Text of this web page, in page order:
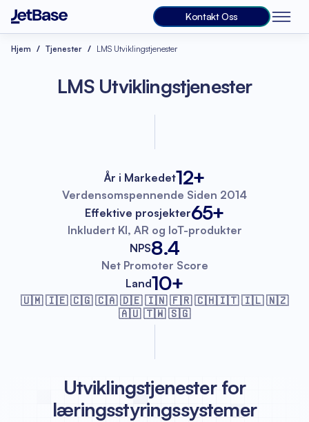
Kontakt Oss
Hjem Tjenester LMS Utviklingstjenester
LMS Utviklingstjenester
År i Markedet12+
Verdensomspennende Siden 2014
Effektive prosjekter65+
Inkludert KI, AR og IoT-produkter
NPS8.4
Net Promoter Score
Land10+
🇺🇲 🇮🇪 🇨🇬 🇨🇦 🇩🇪 🇮🇳 🇫🇷🇨🇭🇮🇹 🇮🇱 🇳🇿
🇦🇺 🇹🇼 🇸🇬
Utviklingstjenester for
læringsstyringssystemer